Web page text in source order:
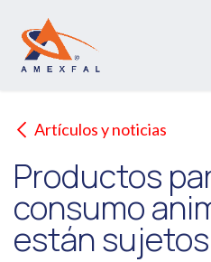
Artículos y noticias
Productos
consumo
están